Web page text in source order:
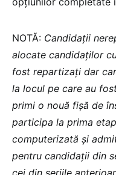
NOTĂ: Candidații
alocate candidaților
fost repartizați dar
la locul pe care au
primi o nouă fișă de
participa la prima
computerizată și
pentru candidații din
cei din seriile